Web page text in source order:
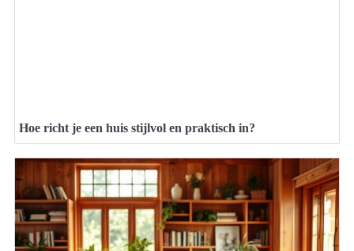
Hoe richt je een huis stijlvol en praktisch in?